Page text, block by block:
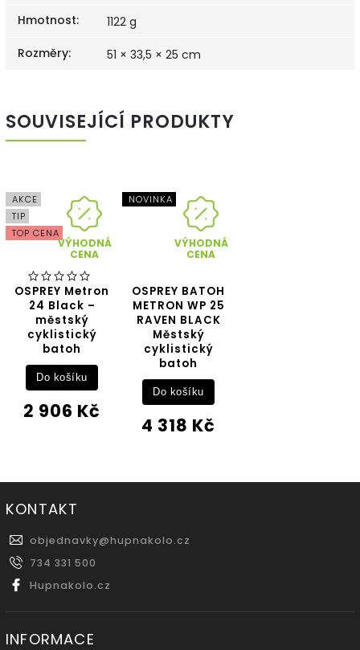
Hmotnost:
1122 g
Rozměry: 51 × 33,5 × 25 cm
SOUVISEJÍCÍ PRODUKTY
AKCE
TIP
TOP CENA
VÝHODNÁ
CENA
OSPREY Metron
24 Black –
městský
cyklistický
batoh
2 906 Kč
Do košíku
NOVINKA
VÝHODNÁ
CENA
OSPREY BATOH
METRON WP 25
RAVEN BLACK
Městský
cyklistický
batoh
4 318 Kč
Do košíku
KONTAKT
objednavky@hupnakolo.cz
734 331 500
Hupnakolo.cz
INFORMACE